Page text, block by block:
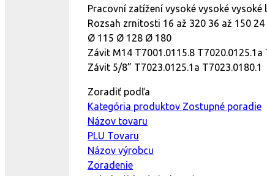
Pracovní zatížení vysoké vysoké vysoké
Rozsah zrnitosti 16 až 320 36 až 150
Ø 115 Ø 128 Ø 180
Závit M14 T7001.0115.8 T7020.0125.1a
Závit 5/8” T7023.0125.1a T7023.0180.1
Zoradiť podľa
Kategória produktov Zostupné poradie
Názov tovaru
PLU Tovaru
Názov výrobcu
Zoradenie